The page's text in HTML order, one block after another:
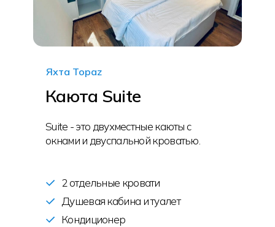
Каюта Suite
Яхта Topaz
2 отдельные кровати
Душевая кабина и туалет
Кондиционер
Suite - это двухместные каюты с
окнами и двуспальной кроватью.